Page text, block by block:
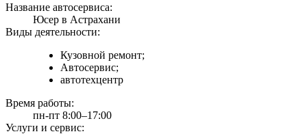
Название автосервиса:
Юсер в Астрахани
Виды деятельности:
Кузовной ремонт;
Автосервис;
автотехцентр
Время работы:
пн-пт 8:00–17:00
Услуги и сервис: